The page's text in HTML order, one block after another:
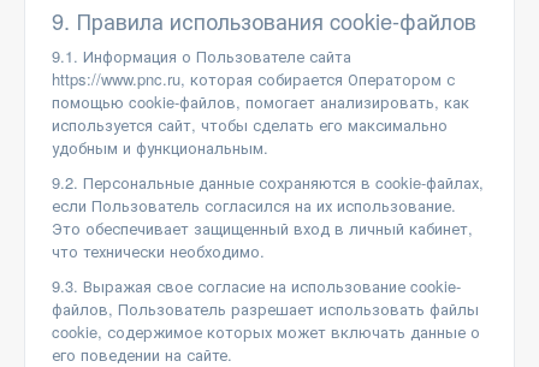
9. Правила использования cookie-файлов
9.1. Информация о Пользователе сайта
https://www.pnc.ru, которая собирается Оператором с
помощью cookie-файлов, помогает анализировать, как
используется сайт, чтобы сделать его максимально
удобным и функциональным.
9.2. Персональные данные сохраняются в cookie-файлах,
если Пользователь согласился на их использование.
Это обеспечивает защищенный вход в личный кабинет,
что технически необходимо.
9.3. Выражая свое согласие на использование cookie-
файлов, Пользователь разрешает использовать файлы
cookie, содержимое которых может включать данные о
его поведении на сайте.